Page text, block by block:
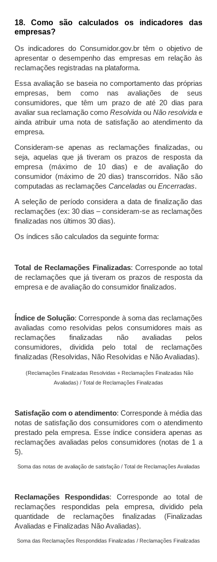
18. Como são calculados os indicadores das
empresas?
Os indicadores do Consumidor.gov.br têm o objetivo de
apresentar o desempenho das empresas em relação às
reclamações registradas na plataforma.
Essa avaliação se baseia no comportamento das próprias
empresas, bem como nas avaliações de seus
consumidores, que têm um prazo de até 20 dias para
avaliar sua reclamação como Resolvida ou Não resolvida e
ainda atribuir uma nota de satisfação ao atendimento da
empresa.
Consideram-se apenas as reclamações finalizadas, ou
seja, aquelas que já tiveram os prazos de resposta da
empresa (máximo de 10 dias) e de avaliação do
consumidor (máximo de 20 dias) transcorridos. Não são
computadas as reclamações Canceladas ou Encerradas.
A seleção de período considera a data de finalização das
reclamações (ex: 30 dias – consideram-se as reclamações
finalizadas nos últimos 30 dias).
Os índices são calculados da seguinte forma:
Total de Reclamações Finalizadas: Corresponde ao total
de reclamações que já tiveram os prazos de resposta da
empresa e de avaliação do consumidor finalizados.
Índice de Solução: Corresponde à soma das reclamações
avaliadas como resolvidas pelos consumidores mais as
reclamações finalizadas não avaliadas pelos
consumidores, dividida pelo total de reclamações
finalizadas (Resolvidas, Não Resolvidas e Não Avaliadas).
(Reclamações Finalizadas Resolvidas + Reclamações Finalizadas Não
Avaliadas) / Total de Reclamações Finalizadas
Satisfação com o atendimento: Corresponde à média das
notas de satisfação dos consumidores com o atendimento
prestado pela empresa. Esse índice considera apenas as
reclamações avaliadas pelos consumidores (notas de 1 a
5).
Soma das notas de avaliação de satisfação / Total de Reclamações Avaliadas
Reclamações Respondidas: Corresponde ao total de
reclamações respondidas pela empresa, dividido pela
quantidade de reclamações finalizadas (Finalizadas
Avaliadas e Finalizadas Não Avaliadas).
Soma das Reclamações Respondidas Finalizadas / Reclamações Finalizadas